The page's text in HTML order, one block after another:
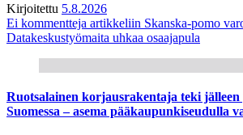
Kirjoitettu 5.8.2026
Ei kommentteja artikkeliin Skanska-pomo
Datakeskustyömaita uhkaa osaajapula
Ruotsalainen korjausrakentaja teki
Suomessa – asema pääkaupunkiseudulla